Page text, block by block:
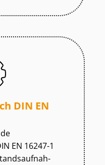
DIN EN
EN 16247-1